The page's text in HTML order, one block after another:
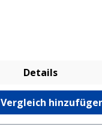
Details